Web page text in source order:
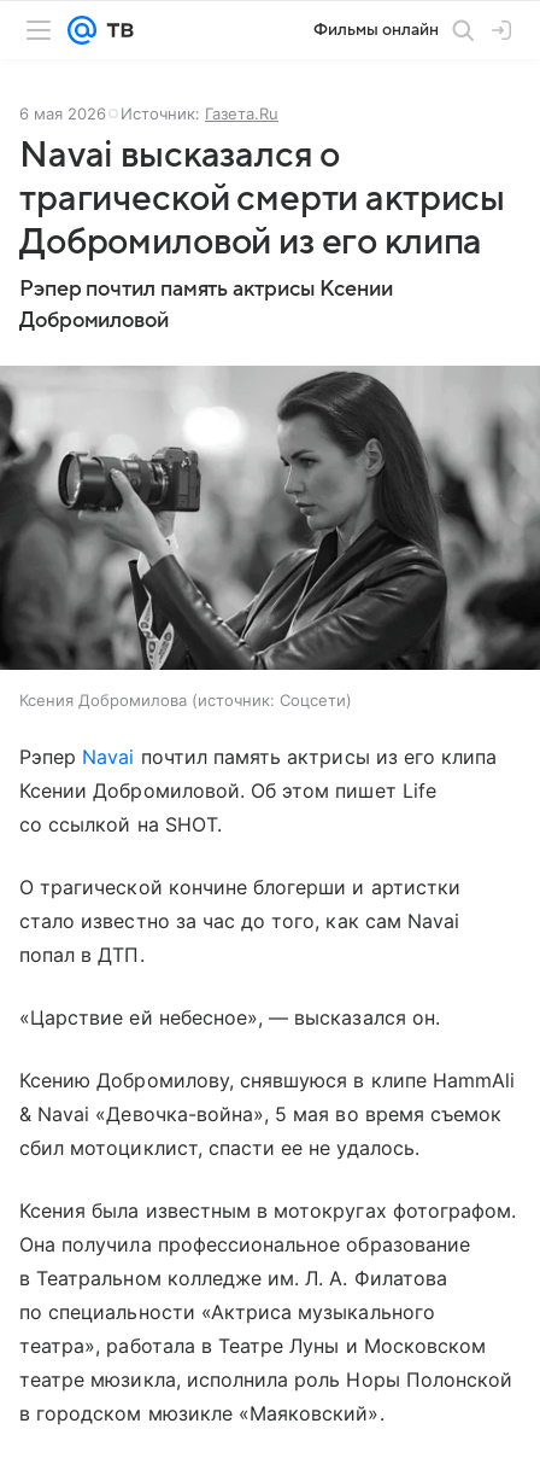
Фильмы онлайн
6 мая 2026 Источник: Газета.Ru
Navai высказался о
трагической смерти актрисы
Добромиловой из его клипа
Рэпер почтил память актрисы Ксении
Добромиловой
Ксения Добромилова источник: Соцсети
Рэпер Navai почтил память актрисы из его клипа
Ксении Добромиловой. Об этом пишет Life
со ссылкой на SHOT.
О трагической кончине блогерши и артистки
стало известно за час до того, как сам Navai
попал в ДТП.
«Царствие ей небесное», — высказался он.
Ксению Добромилову, снявшуюся в клипе HammAli
& Navai «Девочка-война», 5 мая во время съемок
сбил мотоциклист, спасти ее не удалось.
Ксения была известным в мотокругах фотографом.
Она получила профессиональное образование
в Театральном колледже им. Л. А. Филатова
по специальности «Актриса музыкального
театра», работала в Театре Луны и Московском
театре мюзикла, исполнила роль Норы Полонской
в городском мюзикле «Маяковский».